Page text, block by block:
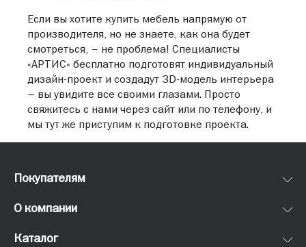
г. Химки, д. Елино, ул. Летняя, стр. 1
+7 (495) 644-34-43
ТЦ Город Косино
НОВОУХТОМСКОЕ Ш. 2А
+7 (499) 702-33-74
МЦ 12 Стульев
192281, Балканская пл., 5, секция C1 - 2 этаж
+7 (812) 500-09-25
МЦ Мебель Холл
304, II-306; 2 этаж - секция II-217)
+7 (812) 242-91-05, +7 (812)241-61-25
МЦ Кубатура
Если вы хотите купить мебель напрямую от
производителя, но не знаете, как она будет
смотреться, – не проблема! Специалисты
«АРТИС» бесплатно подготовят индивидуальный
дизайн-проект и создадут 3D-модель интерьера
– вы увидите все своими глазами. Просто
свяжитесь с нами через сайт или по телефону, и
мы тут же приступим к подготовке проекта.
Покупателям
О компании
Каталог